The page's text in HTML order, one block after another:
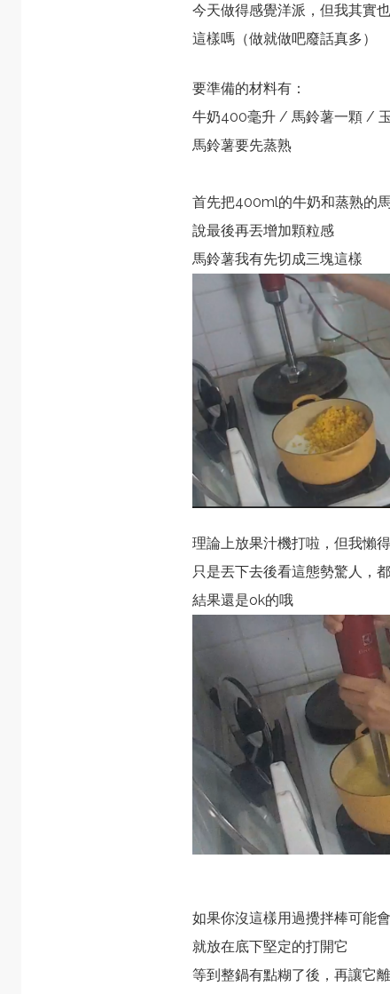
今天做得感覺洋派，但我其實
這樣嗎（做就做吧廢話真多）
要準備的材料有：
牛奶400毫升 / 馬鈴薯一顆 /
馬鈴薯要先蒸熟
首先把400ml的牛奶和蒸熟的
說最後再丟增加顆粒感
馬鈴薯我有先切成三塊這樣
理論上放果汁機打啦，但我懶
只是丟下去後看這態勢驚人，
結果還是ok的哦
如果你沒這樣用過攪拌棒可能
就放在底下堅定的打開它
等到整鍋有點糊了後，再讓它